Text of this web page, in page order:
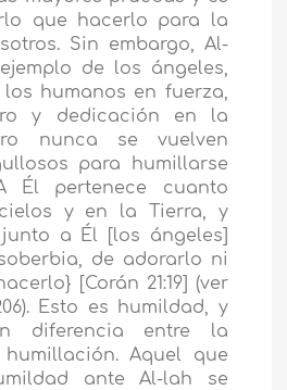
que hacerlo para la
Sin embargo, Al-
de los ángeles,
humanos en fuerza,
y dedicación en la
nunca se vuelven
para humillarse
Él pertenece cuanto
y en la Tierra, y
a Él [los ángeles]
de adorarlo ni
[Corán 21:19] (ver
Esto es humildad, y
diferencia entre la
Aquel que
ante Al-lah se